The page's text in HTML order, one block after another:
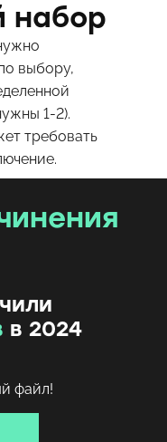
набор
выбору,
1-2).
требовать
в 2024
файл!